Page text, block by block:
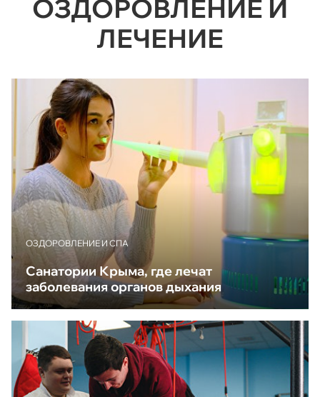
ОЗДОРОВЛЕНИЕ И
ЛЕЧЕНИЕ
ОЗДОРОВЛЕНИЕ И СПА
Санатории Крыма, где лечат
заболевания органов дыхания